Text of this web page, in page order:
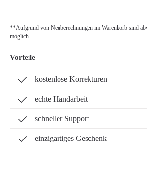
**Aufgrund von Neuberechnungen im Warenkorb sind
möglich.
Vorteile
kostenlose Korrekturen
echte Handarbeit
schneller Support
einzigartiges Geschenk